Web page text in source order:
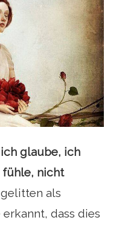
glaube, ich
fühle, nicht
als
dass dies